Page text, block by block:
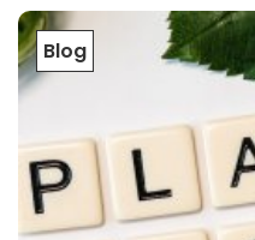
Blog